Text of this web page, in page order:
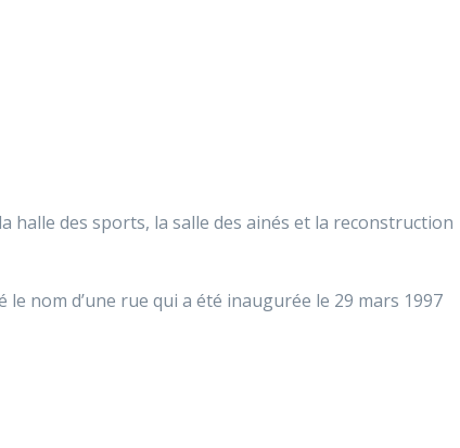
halle des sports, la salle des ainés et la reconstruction
nom d’une rue qui a été inaugurée le 29 mars 1997